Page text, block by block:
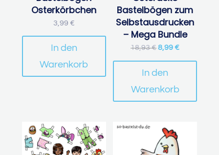
Osterkörbchen
3,99 €
In den
Warenkorb
Bastelbögen zum
Selbstausdrucken
– Mega Bundle
18,93€Ursprünglicher
Preis
18,93 €
8,99€Aktueller
Preis
8,99 €.
In den
Warenkorb